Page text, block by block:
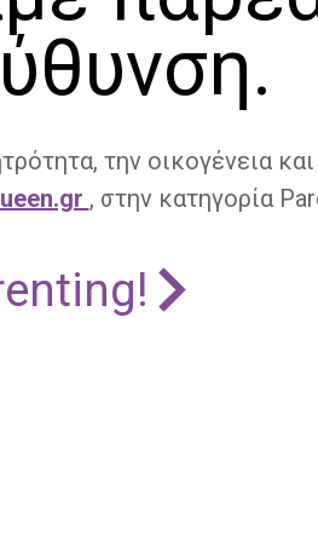
την οικογένεια
, στην κατηγορία